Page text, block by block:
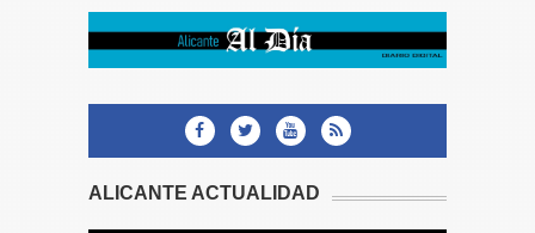
ALICANTE ACTUALIDAD